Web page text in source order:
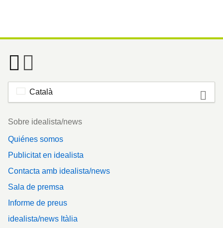
Català
Footer
Sobre idealista/news
Quiénes somos
Publicitat en idealista
Contacta amb idealista/news
Sala de premsa
Informe de preus
idealista/news Itàlia